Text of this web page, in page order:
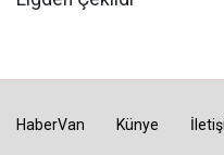
HaberVan Künye